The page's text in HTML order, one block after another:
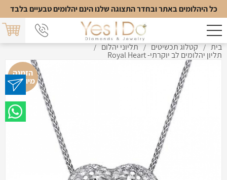
כל היהלומים באתר ובחדר התצוגה שלנו הינם יהלומים טבעיים בלבד
בית / קטלוג תכשיטים / תליוני יהלום /
תליון יהלומים לב יוקרתי- Royal Heart
הזמנה
מיוחדת